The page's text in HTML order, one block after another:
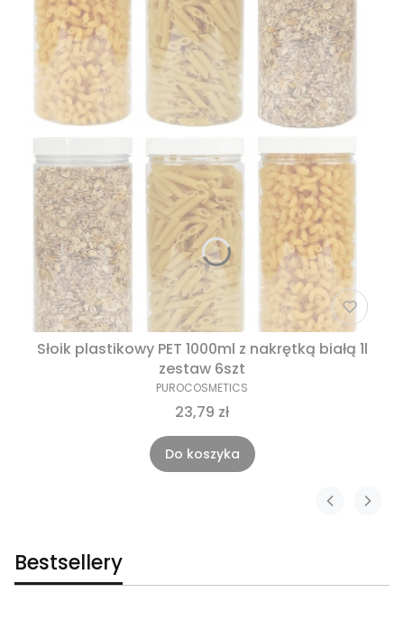
Słoik plastikowy PET 1000ml z nakrętką białą 1l
zestaw 6szt
PUROCOSMETICS
23,79 zł
Do koszyka
Bestsellery